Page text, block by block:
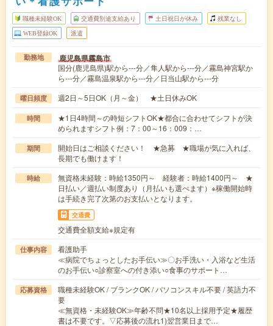
職種未経験OK 交通費別途支給あり 土日祝日が休み 残業なし
WEB登録OK 派遣
勤務地 鹿児島県霧島市
国分(鹿児島県)駅から---分／隼人駅から---分／霧島神宮駅か
ら---分／霧島温泉駅から---分／日当山駅から---分
曜日頻度 週2日～5日OK（月～金） ★土日休みOK
時間
★1日4時間～の時短シフトOK★都合に合わせてシフトが決
められますシフト例：7：00～16：009：…
期間
開始日はご相談ください！ ★急募 ★職場が気に入れば、
長期でも働けます！
時給
無資格未経験：時給1350円～ 経験者：時給1400円～ ★
日払い／週払い制度あり（月払いも選べます）※稼働開始時
は手続き完了次第のお支払いとなります。
交通費
交通費全額支給※規定有
仕事内容
看護助手
≪病院でちょっとしたお手伝い≫〇お手洗い・入浴など生活
のお手伝い○診察室への付き添い○食事のサポート…
応募資格
職種未経験OK / ブランクOK / パソコンスキル不要 / 英語力不
要
≪無資格・未経験OK≫年齢不問★10名以上採用予定★履歴
書は不要です。▽応募後の流れ1)翌営業日まで…